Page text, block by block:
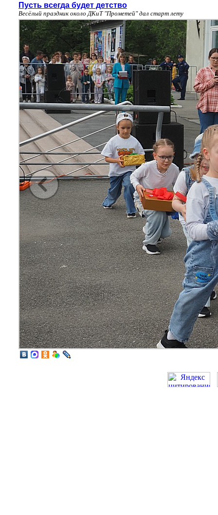
Пусть всегда будет детство
Весёлый праздник около ДКиТ "Прометей" дал старт лету